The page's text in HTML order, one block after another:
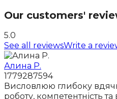
Our customers'
5.0
See all reviewsWrite a
Алина Р.
1779287594
Висловлюю глибоку
роботу, компетентність